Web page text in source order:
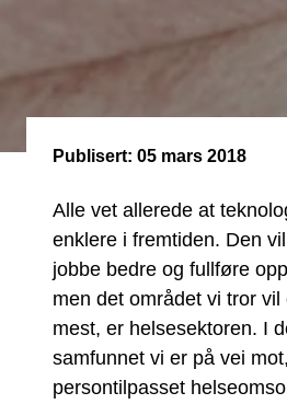
Publisert: 05 mars 2018
Alle vet allerede at
enklere i fremtiden. Den
jobbe bedre og fullføre
men det området vi tror vil
mest, er helsesektoren. I
samfunnet vi er på vei
persontilpasset